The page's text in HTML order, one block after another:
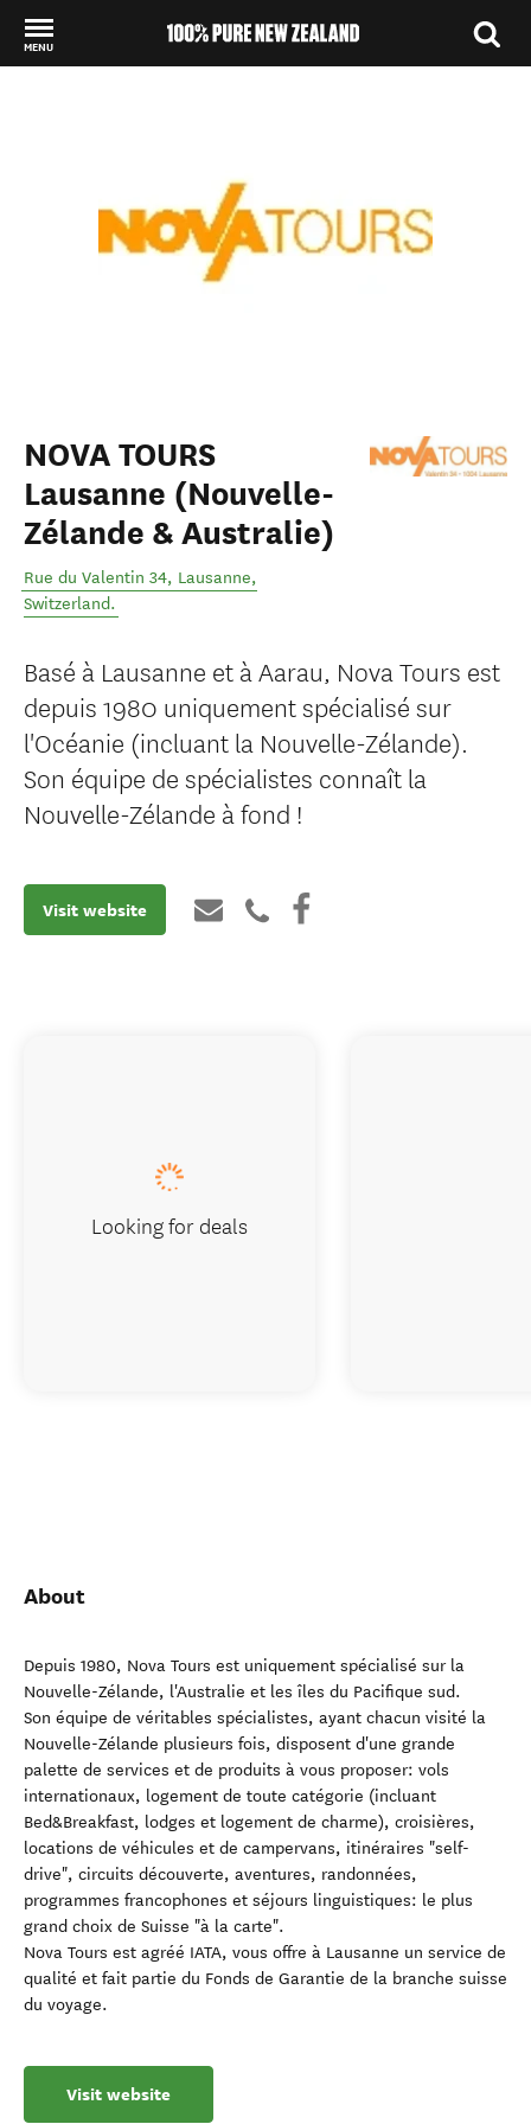
MENU
NOVA TOURS
Lausanne (Nouvelle-
Zélande & Australie)
Rue du Valentin 34, Lausanne,
Switzerland.
Basé à Lausanne et à Aarau, Nova Tours est
depuis 1980 uniquement spécialisé sur
l'Océanie (incluant la Nouvelle-Zélande).
Son équipe de spécialistes connaît la
Nouvelle-Zélande à fond !
Visit website
About
Depuis 1980, Nova Tours est uniquement spécialisé sur la
Nouvelle-Zélande, l'Australie et les îles du Pacifique sud.
Son équipe de véritables spécialistes, ayant chacun visité la
Nouvelle-Zélande plusieurs fois, disposent d'une grande
palette de services et de produits à vous proposer: vols
internationaux, logement de toute catégorie (incluant
Bed&Breakfast, lodges et logement de charme), croisières,
locations de véhicules et de campervans, itinéraires "self-
drive", circuits découverte, aventures, randonnées,
programmes francophones et séjours linguistiques: le plus
grand choix de Suisse "à la carte".
Nova Tours est agréé IATA, vous offre à Lausanne un service de
qualité et fait partie du Fonds de Garantie de la branche suisse
du voyage.
Visit website
Looking for deals